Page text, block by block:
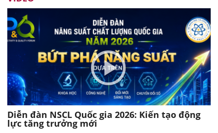
Diễn đàn NSCL Quốc gia 2026: Kiến tạo động
lực tăng trưởng mới